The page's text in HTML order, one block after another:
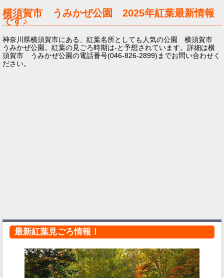
横須賀市 うみかぜ公園 2025年紅葉最新情報
です♪
神奈川県横須賀市にある、紅葉名所としても人気の公園 横須賀市
うみかぜ公園。紅葉の見ごろ時期は-と予想されています。詳細は横
須賀市 うみかぜ公園の電話番号(046-826-2899)までお問い合わせく
ださい。
最新紅葉見ごろ情報！